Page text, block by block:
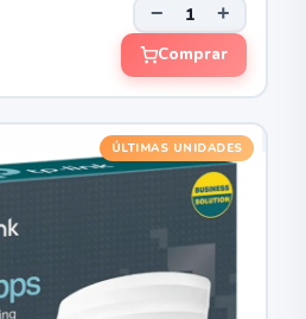
− +
Comprar
ÚLTIMAS UNIDADES